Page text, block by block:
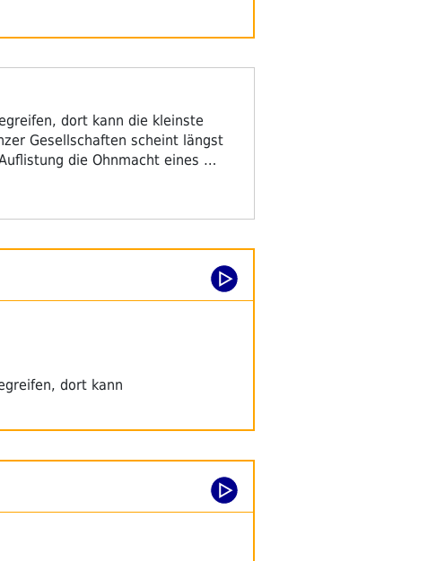
dort kann die kleinste
Gesellschaften scheint längst
die Ohnmacht eines …
dort kann